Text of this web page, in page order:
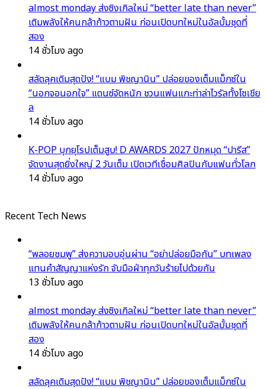
almost monday ส่งซิงเกิลใหม่ “better late than never”
เติมพลังให้คนกล้าก้าวตามฝัน ก่อนเปิดบทใหม่ในอัลบั้มชุดที่
สอง
14 ชั่วโมง ago
สลัดลุคเดิมสุดปัง! “แบม พิชญานิน” ปล่อยของเต็มแม็กซ์ใน
“นอกจอนอกใจ” แดนซ์จัดหนัก ชวนแฟนแกะท่าล่าไวรัลทั้งโซเชีย
ล
14 ชั่วโมง ago
K-POP บุกยุโรปเต็มสูบ! D AWARDS 2027 ปักหมุด “ปารีส”
จัดงานสุดยิ่งใหญ่ 2 วันเต็ม เปิดเวทีเชื่อมศิลปินกับแฟนทั่วโลก
14 ชั่วโมง ago
Recent Tech News
“พลอยชมพู” ส่งความอบอุ่นผ่าน “อย่าปล่อยมือกัน” บทเพลง
แทนคำสัญญาแห่งรัก จับมือฝ่าทุกวันร้ายไปด้วยกัน
13 ชั่วโมง ago
almost monday ส่งซิงเกิลใหม่ “better late than never”
เติมพลังให้คนกล้าก้าวตามฝัน ก่อนเปิดบทใหม่ในอัลบั้มชุดที่
สอง
14 ชั่วโมง ago
สลัดลุคเดิมสุดปัง! “แบม พิชญานิน” ปล่อยของเต็มแม็กซ์ใน